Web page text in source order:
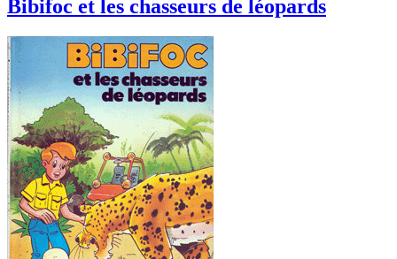
Bibifoc et les chasseurs de léopards